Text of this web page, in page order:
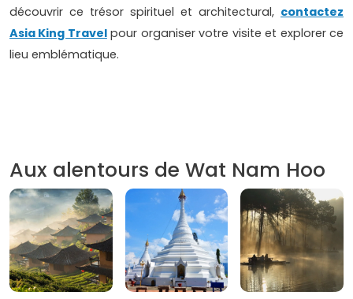
découvrir ce trésor spirituel et architectural, contactez
Asia King Travelpour organiser votre visite et explorer ce
lieu emblématique.
Aux alentours de Wat Nam Hoo